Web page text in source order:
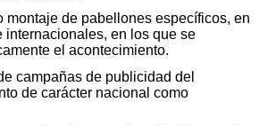
montaje de pabellones específicos, en
internacionales, en los que se
el acontecimiento.
campañas de publicidad del
de carácter nacional como